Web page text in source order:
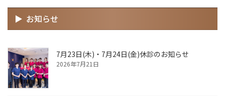
お知らせ
7月23日(木)・7月24日(金)休診のお知らせ
2026年7月21日